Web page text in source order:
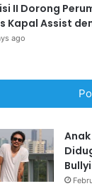
II Dorong
Kapal Assist
ago